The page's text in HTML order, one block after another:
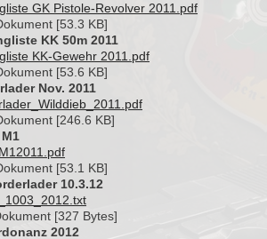
GK Pistole-Revolver 2011.pdf
[53.3 KB]
KK 50m 2011
KK-Gewehr 2011.pdf
[53.6 KB]
Nov. 2011
[246.6 KB]
[53.1 KB]
10.3.12
[327 Bytes]
2012